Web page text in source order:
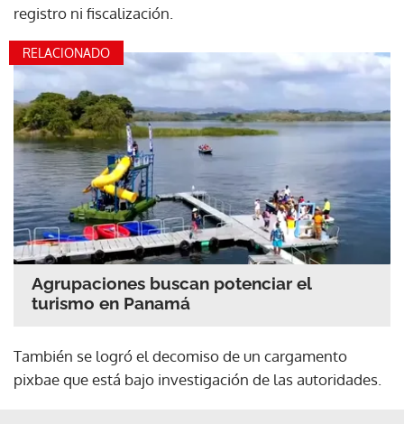
registro ni fiscalización.
RELACIONADO
Agrupaciones buscan potenciar el
turismo en Panamá
También se logró el decomiso de un cargamento
pixbae que está bajo investigación de las autoridades.